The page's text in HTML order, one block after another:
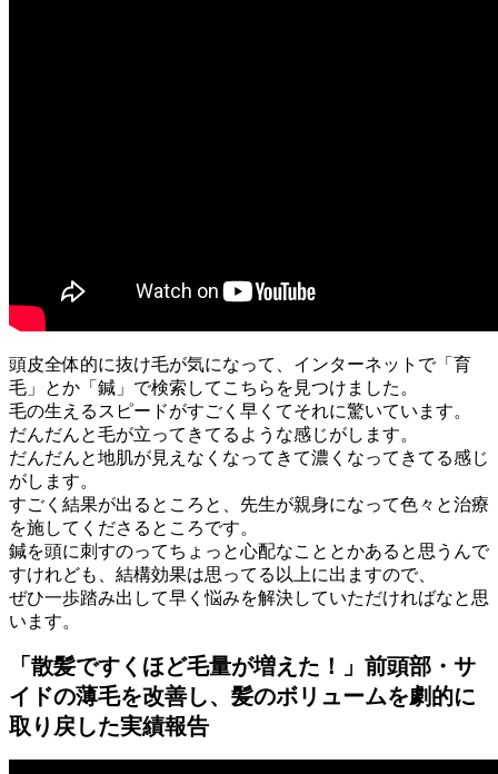
頭皮全体的に抜け毛が気になって、インターネットで「育
毛」とか「鍼」で検索してこちらを見つけました。
毛の生えるスピードがすごく早くてそれに驚いています。
だんだんと毛が立ってきてるような感じがします。
だんだんと地肌が見えなくなってきて濃くなってきてる感じ
がします。
すごく結果が出るところと、先生が親身になって色々と治療
を施してくださるところです。
鍼を頭に刺すのってちょっと心配なこととかあると思うんで
すけれども、結構効果は思ってる以上に出ますので、
ぜひ一歩踏み出して早く悩みを解決していただければなと思
います。
「散髪ですくほど毛量が増えた！」前頭部・サ
イドの薄毛を改善し、髪のボリュームを劇的に
取り戻した実績報告